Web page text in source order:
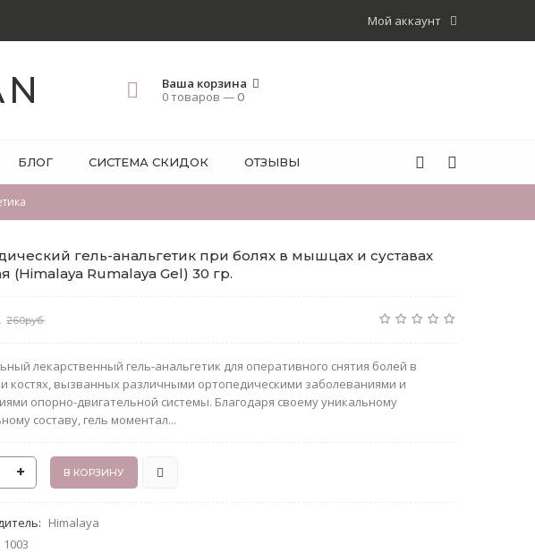
Мой аккаунт
Ваша корзина
0 товаров —0
БЛОГ СИСТЕМА СКИДОК ОТЗЫВЫ
гель-анальгетик при болях в мышцах и суставах
(Himalaya Rumalaya Gel) 30 гр.
260руб.
лекарственный гель-анальгетик для оперативного снятия болей в
и костях, вызванных различными ортопедическими заболеваниями и
опорно-двигательной системы. Благодаря своему уникальному
составу, гель моментал...
+
: Himalaya
1003